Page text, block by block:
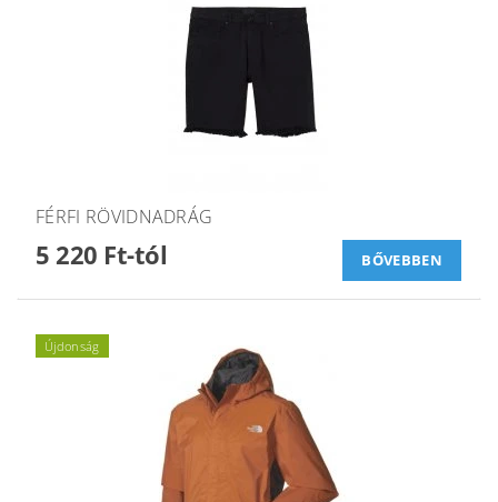
FÉRFI RÖVIDNADRÁG
5 220 Ft-tól BŐVEBBEN
Újdonság